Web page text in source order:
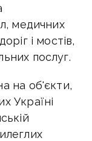
медичних
і мостів,
послуг.
на об'єкти,
Україні